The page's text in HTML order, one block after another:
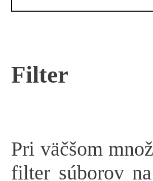
Filter
Pri väčšom
filter súborov